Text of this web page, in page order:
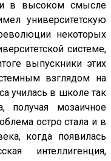
в высоком смысле
университетскую
некоторых
системе,
выпускники этих
взглядом на
училась в школе так
получая мозаичное
остро стала и в
когда появилась
интеллигенция,